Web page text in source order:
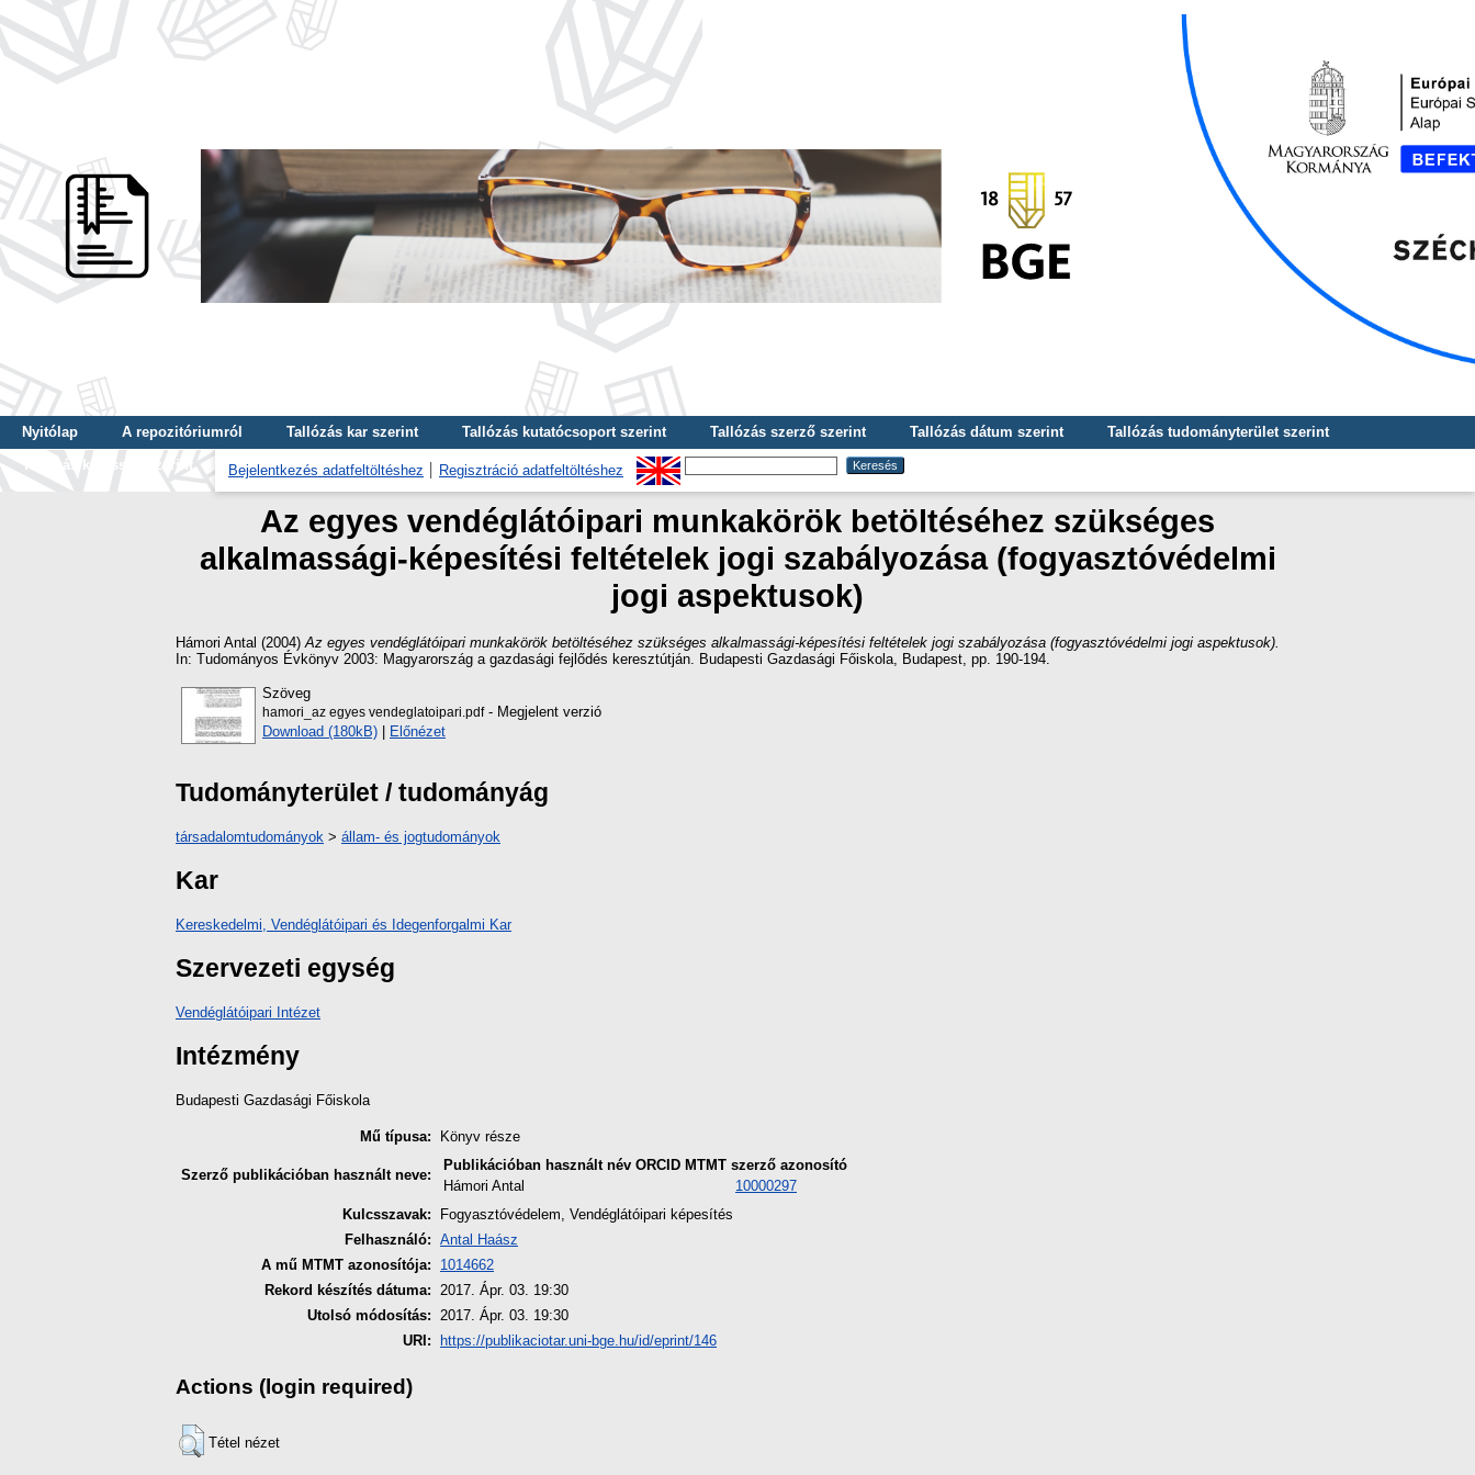
Nyitólap A repozitóriumról Tallózás kar szerint Tallózás kutatócsoport szerint Tallózás szerző szerint Tallózás dátum szerint
Tallózás tudományterület szerint
Tallózás kulcsszó szerint
Bejelentkezés adatfeltöltéshez Regisztráció adatfeltöltéshez
Az egyes vendéglátóipari munkakörök betöltéséhez szükséges
alkalmassági-képesítési feltételek jogi szabályozása (fogyasztóvédelmi
jogi aspektusok)
Hámori Antal (2004) Az egyes vendéglátóipari munkakörök betöltéséhez szükséges alkalmassági-képesítési feltételek jogi szabályozása (fogyasztóvédelmi jogi aspektusok).
In: Tudományos Évkönyv 2003: Magyarország a gazdasági fejlődés keresztútján. Budapesti Gazdasági Főiskola, Budapest, pp. 190-194.
Szöveg
hamori_az egyes vendeglatoipari.pdf- Megjelent verzió
Download (180kB) | Előnézet
Tudományterület / tudományág
társadalomtudományok > állam- és jogtudományok
Kar
Kereskedelmi, Vendéglátóipari és Idegenforgalmi Kar
Szervezeti egység
Vendéglátóipari Intézet
Intézmény
Budapesti Gazdasági Főiskola
Mű típusa: Könyv része
Szerző publikációban használt neve:
Publikációban használt név ORCID MTMT szerző azonosító
Hámori Antal
10000297
Kulcsszavak:
Fogyasztóvédelem, Vendéglátóipari képesítés
Felhasználó: Antal Haász
A mű MTMT azonosítója:
1014662
Rekord készítés dátuma: 2017. Ápr. 03. 19:30
Utolsó módosítás: 2017. Ápr. 03. 19:30
URI:
https://publikaciotar.uni-bge.hu/id/eprint/146
Actions (login required)
Tétel nézet